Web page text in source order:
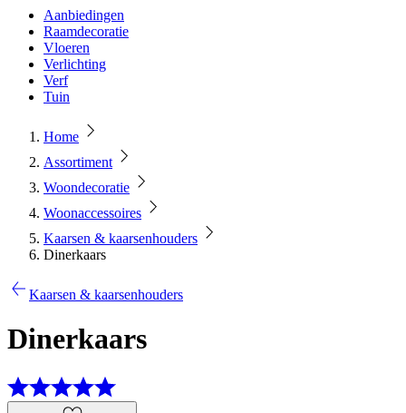
Aanbiedingen
Raamdecoratie
Vloeren
Verlichting
Verf
Tuin
Home
Assortiment
Woondecoratie
Woonaccessoires
Kaarsen & kaarsenhouders
Dinerkaars
Kaarsen & kaarsenhouders
Dinerkaars